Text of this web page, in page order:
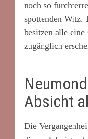
noch so
spottenden Witz.
besitzen alle
zugänglich
Absicht
Die